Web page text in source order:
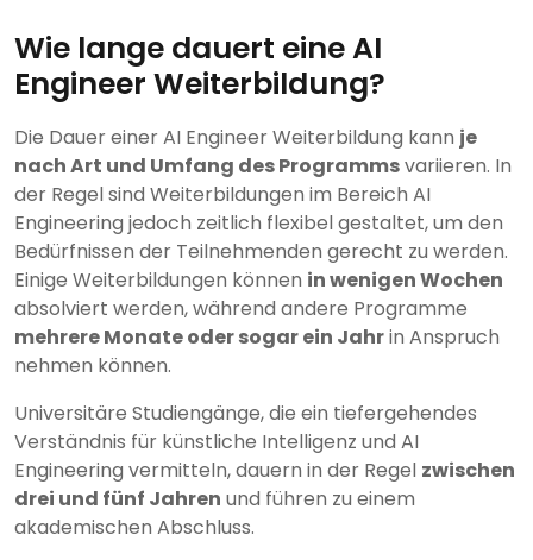
Wie lange dauert eine AI
Engineer Weiterbildung?
Die Dauer einer AI Engineer Weiterbildung kann je
nach Art und Umfang des Programmsvariieren. In
der Regel sind Weiterbildungen im Bereich AI
Engineering jedoch zeitlich flexibel gestaltet, um den
Bedürfnissen der Teilnehmenden gerecht zu werden.
Einige Weiterbildungen können in wenigen Wochen
absolviert werden, während andere Programme
mehrere Monate oder sogar ein Jahrin Anspruch
nehmen können.
Universitäre Studiengänge, die ein tiefergehendes
Verständnis für künstliche Intelligenz und AI
Engineering vermitteln, dauern in der Regel zwischen
drei und fünf Jahren und führen zu einem
akademischen Abschluss.